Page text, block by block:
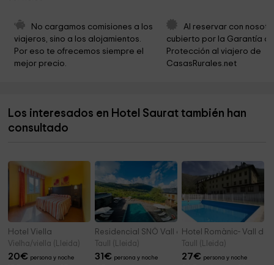
Iglesia de Sant Joan de Burgo
Iglesia de Sant Esteve de Gavàs
Ayuntamiento de Farrera 9,8 km
Ermita de la Mare de Déu de la Muntanya 10,3 km
No cargamos comisiones a los
viajeros, sino a los alojamientos.
Por eso te ofrecemos siempre el
mejor precio.
Al reservar con
cubierto por la Garantía
Protección al viajero de
CasasRurales.net
Los interesados en Hotel Saurat también han
consultado
Hotel Viella
Vielha/viella (Lleida)
20€ persona y noche
Residencial SNÖ Vall de Boí
Taull (Lleida)
31€ persona y noche
Hotel Romànic- Vall de
Taull (Lleida)
27€ persona y noche